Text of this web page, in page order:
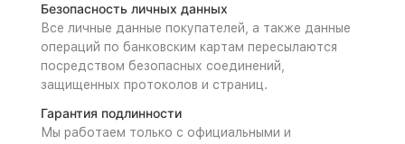
Безопасность личных данных
Все личные данные покупателей, а также данные
операций по банковским картам пересылаются
посредством безопасных соединений,
защищенных протоколов и страниц.
Гарантия подлинности
Мы работаем только с официальными и